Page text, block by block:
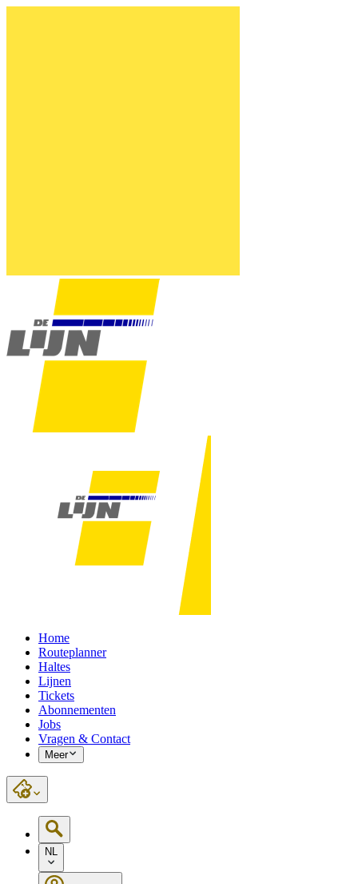
Home
Routeplanner
Haltes
Lijnen
Tickets
Abonnementen
Jobs
Vragen & Contact
Meer
NL